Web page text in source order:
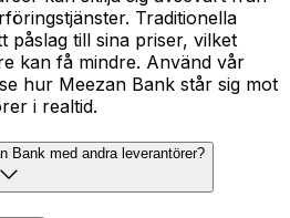
Traditionella
påslag till sina priser, vilket
kan få mindre. Använd vår
hur Meezan Bank står sig mot
i realtid.
Bank med andra leverantörer?